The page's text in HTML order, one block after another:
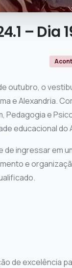
– Dia
outubro, o
e Alexandria.
e
educacional do
ingressar em
e
de excelência